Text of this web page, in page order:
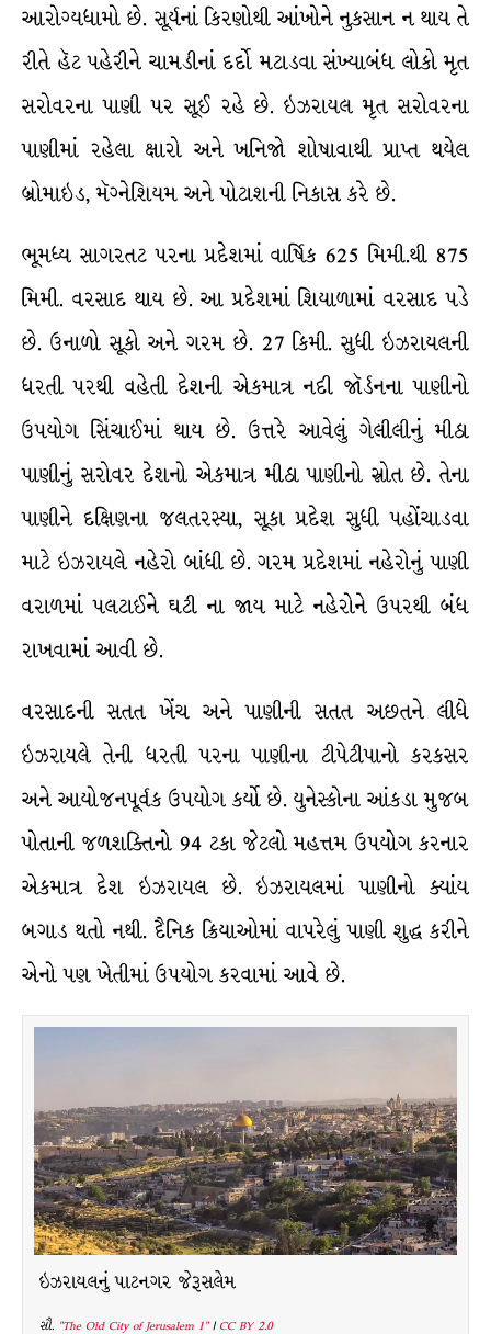
આરોગ્યધામો છે. સૂર્યનાં કિરણોથી આંખોને નુકસાન ન થાય તે
રીતે હૅટ પહેરીને ચામડીનાં દર્દો મટાડવા સંખ્યાબંધ લોકો મૃત
સરોવરના પાણી પર સૂઈ રહે છે. ઇઝરાયલ મૃત સરોવરના
પાણીમાં રહેલા ક્ષારો અને ખનિજો શોષાવાથી પ્રાપ્ત થયેલ
બ્રોમાઇડ, મૅગ્નેશિયમ અને પોટાશની નિકાસ કરે છે.
ભૂમધ્ય સાગરતટ પરના પ્રદેશમાં વાર્ષિક 625 મિમી.થી 875
મિમી. વરસાદ થાય છે. આ પ્રદેશમાં શિયાળામાં વરસાદ પડે
છે. ઉનાળો સૂકો અને ગરમ છે. 27 કિમી. સુધી ઇઝરાયલની
ધરતી પરથી વહેતી દેશની એકમાત્ર નદી જૉર્ડનના પાણીનો
ઉપયોગ સિંચાઈમાં થાય છે. ઉત્તરે આવેલું ગેલીલીનું મીઠા
પાણીનું સરોવર દેશનો એકમાત્ર મીઠા પાણીનો સ્રોત છે. તેના
પાણીને દક્ષિણના જલતરસ્યા, સૂકા પ્રદેશ સુધી પહોંચાડવા
માટે ઇઝરાયલે નહેરો બાંધી છે. ગરમ પ્રદેશમાં નહેરોનું પાણી
વરાળમાં પલટાઈને ઘટી ના જાય માટે નહેરોને ઉપરથી બંધ
રાખવામાં આવી છે.
વરસાદની સતત ખેંચ અને પાણીની સતત અછતને લીધે
ઇઝરાયલે તેની ધરતી પરના પાણીના ટીપેટીપાનો કરકસર
અને આયોજનપૂર્વક ઉપયોગ કર્યો છે. યુનેસ્કોના આંકડા મુજબ
પોતાની જળશક્તિનો 94 ટકા જેટલો મહત્તમ ઉપયોગ કરનાર
એકમાત્ર દેશ ઇઝરાયલ છે. ઇઝરાયલમાં પાણીનો ક્યાંય
બગાડ થતો નથી. દૈનિક ક્રિયાઓમાં વાપરેલું પાણી શુદ્ધ કરીને
એનો પણ ખેતીમાં ઉપયોગ કરવામાં આવે છે.
ઇઝરાયલનું પાટનગર જેરૂસલેમ
સૌ. "The Old City of Jerusalem 1"|CC BY 2.0